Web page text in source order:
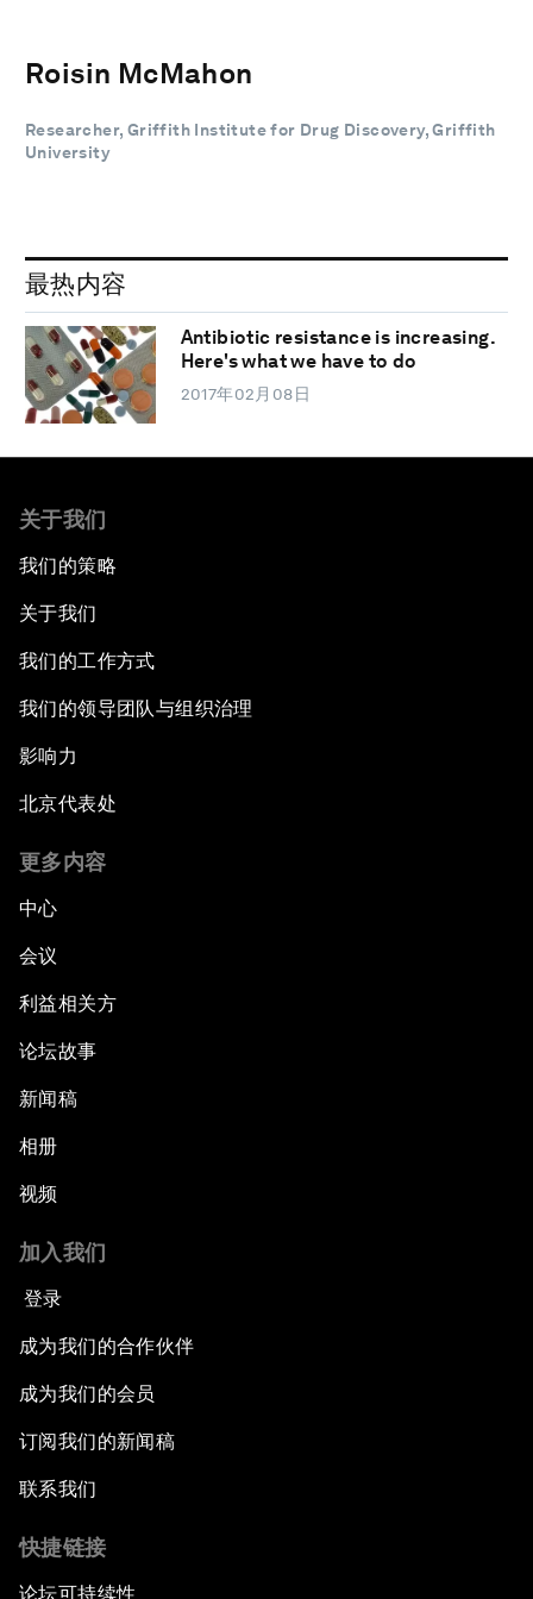
Roisin McMahon
Researcher, Griffith Institute for Drug Discovery, Griffith
University
最热内容
Antibiotic resistance is increasing.
Here's what we have to do
2017年02月08日
关于我们
我们的策略
关于我们
我们的工作方式
我们的领导团队与组织治理
影响力
北京代表处
更多内容
中心
会议
利益相关方
论坛故事
新闻稿
相册
视频
加入我们
登录
成为我们的合作伙伴
成为我们的会员
订阅我们的新闻稿
联系我们
快捷链接
论坛可持续性